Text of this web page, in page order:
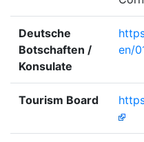
Deutsche
Botschaften /
Konsulate
en/
Tourism Board